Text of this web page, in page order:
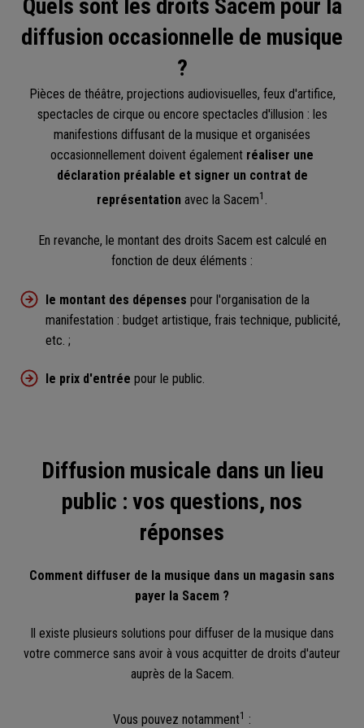
Quels sont les droits Sacem pour la
diffusion occasionnelle de musique
?
Pièces de théâtre, projections audiovisuelles, feux d'artifice,
spectacles de cirque ou encore spectacles d'illusion : les
manifestions diffusant de la musique et organisées
occasionnellement doivent également réaliser une
déclaration préalable et signer un contrat de
représentation avec la Sacem1 .
En revanche, le montant des droits Sacem est calculé en
fonction de deux éléments :
le montant des dépenses pour l'organisation de la
manifestation : budget artistique, frais technique, publicité,
etc. ;
le prix d'entrée pour le public.
Diffusion musicale dans un lieu
public : vos questions, nos
réponses
Comment diffuser de la musique dans un magasin sans
payer la Sacem ?
Il existe plusieurs solutions pour diffuser de la musique dans
votre commerce sans avoir à vous acquitter de droits d'auteur
auprès de la Sacem.
Vous pouvez notamment1 :